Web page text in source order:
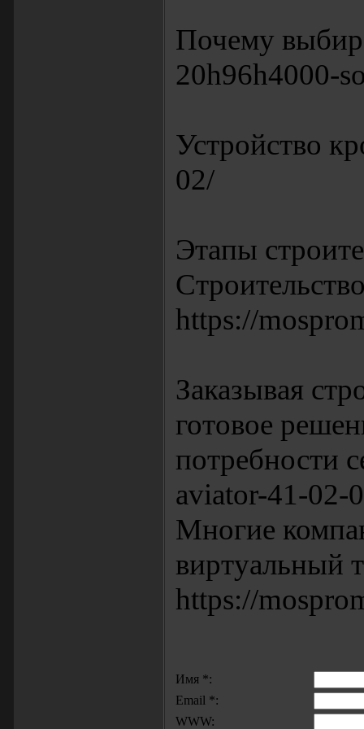
Почему
20h96h4000-
Устройство
02/
Этапы
https://
Заказывая
готовое
потребности
aviator-41-02-
Многие
виртуальный
https://
Имя *:
Email *:
WWW: